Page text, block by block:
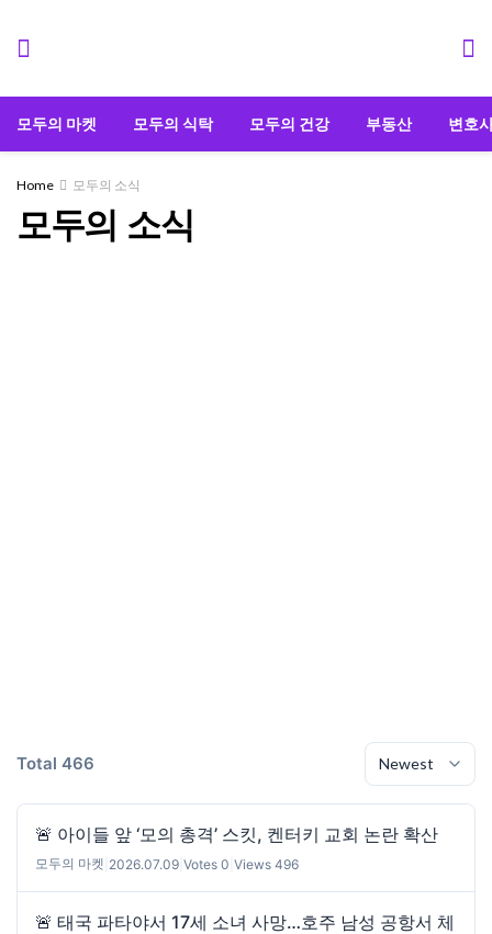
모두의 마켓 모두의 식탁 모두의 건강 부동산 변호
Home 모두의 소식
모두의 소식
Total 466
🚨 아이들 앞 ‘모의 총격’ 스킷, 켄터키 교회 논란 확산
모두의 마켓 2026.07.09 Votes 0 Views 496
🚨 태국 파타야서 17세 소녀 사망…호주 남성 공항서 체